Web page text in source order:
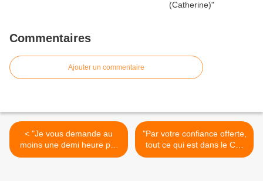
Commentaires
Ajouter un commentaire
< "Je vous demande au
moins une demi heure par
jour d'adoration." (26/01/06)
"Par votre confiance offerte,
tout ce qui est dans le Cur
de Dieu aboutira"